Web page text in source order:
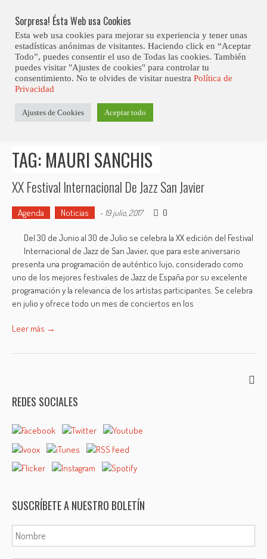
content
Club Contest.
Posts tagged "Mauri Sanchis"
TAG: MAURI SANCHIS
XX Festival Internacional De Jazz San Javier
Agenda Noticias - 19 julio, 2017 0
Del 30 de Junio al 30 de Julio se celebra la XX edición del Festival
Internacional de Jazz de San Javier, que para este aniversario
presenta una programación de auténtico lujo, considerado como
uno de los mejores festivales de Jazz de España por su excelente
programación y la relevancia de los artistas participantes. Se celebra
en julio y ofrece todo un mes de conciertos en los
Leer más →
REDES SOCIALES
SUSCRÍBETE A NUESTRO BOLETÍN
Sorpresa! Ésta Web usa Cookies
Esta web usa cookies para mejorar su experiencia y tener unas
estadísticas anónimas de visitantes. Haciendo click en “Aceptar
Todo”, puedes consentir el uso de Todas las cookies. También
puedes visitar "Ajustes de cookies" para controlar tu
consentimiento. No te olvides de visitar nuestra Política de
Privacidad
Ajustes de Cookies Aceptar todo